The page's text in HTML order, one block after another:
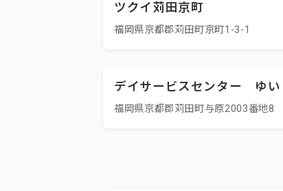
ツクイ苅田京町
福岡県京都郡苅田町京町1-3-1
デイサービスセンター ゆい
福岡県京都郡苅田町与原2003番地8